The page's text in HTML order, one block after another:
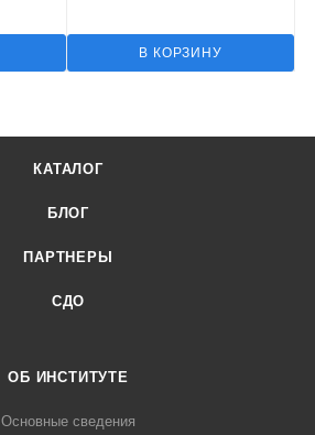
В КОРЗИНУ
КАТАЛОГ
БЛОГ
ПАРТНЕРЫ
СДО
ОБ ИНСТИТУТЕ
Основные сведения